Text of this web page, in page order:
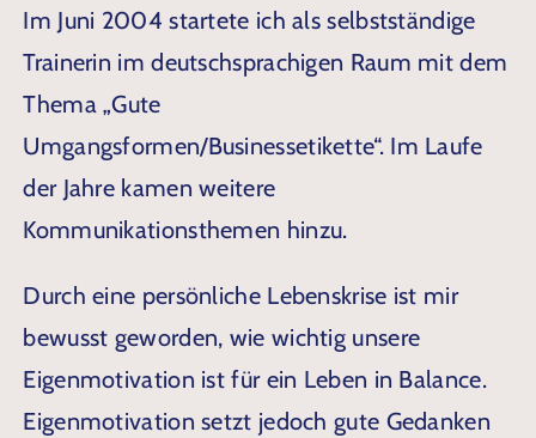
Im Juni 2004 startete ich als selbstständige
Trainerin im deutschsprachigen Raum mit dem
Thema „Gute
Umgangsformen/Businessetikette“. Im Laufe
der Jahre kamen weitere
Kommunikationsthemen hinzu.
Durch eine persönliche Lebenskrise ist mir
bewusst geworden, wie wichtig unsere
Eigenmotivation ist für ein Leben in Balance.
Eigenmotivation setzt jedoch gute Gedanken